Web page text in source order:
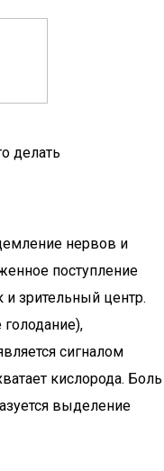
делать
нервов и
поступление
и зрительный центр.
сигналом
кислорода. Боль
выделение